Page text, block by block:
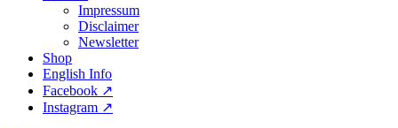
Impressum
Disclaimer
Newsletter
Shop
English Info
Facebook ↗︎
Instagram ↗︎